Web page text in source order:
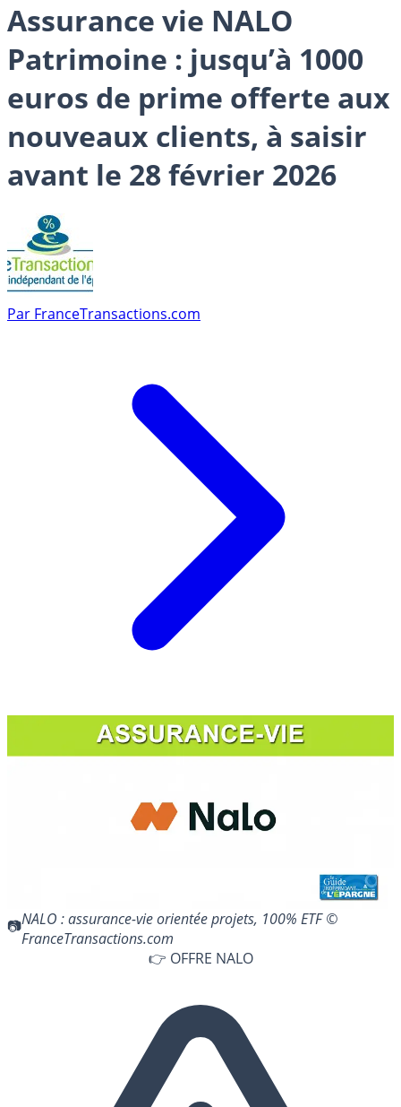
Assurance vie NALO
Patrimoine : jusqu’à 1000
euros de prime offerte aux
nouveaux clients, à saisir
avant le 28 février 2026
Par FranceTransactions.com
NALO : assurance-vie orientée projets, 100% ETF ©
FranceTransactions.com
👉 OFFRE NALO